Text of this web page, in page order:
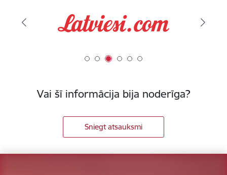
Vai šī informācija bija noderīga?
Sniegt atsauksmi